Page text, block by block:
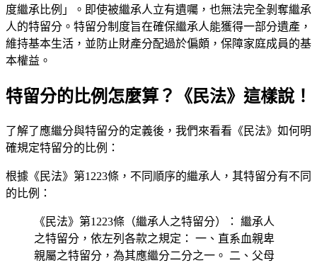
度繼承比例」。即使被繼承人立有遺囑，也無法完全剝奪繼承
人的特留分。特留分制度旨在確保繼承人能獲得一部分遺產，
維持基本生活，並防止財產分配過於偏頗，保障家庭成員的基
本權益。
特留分的比例怎麼算？《民法》這樣說！
了解了應繼分與特留分的定義後，我們來看看《民法》如何明
確規定特留分的比例：
根據《民法》第1223條，不同順序的繼承人，其特留分有不同
的比例：
《民法》第1223條（繼承人之特留分）： 繼承人
之特留分，依左列各款之規定： 一、直系血親卑
親屬之特留分，為其應繼分二分之一。 二、父母